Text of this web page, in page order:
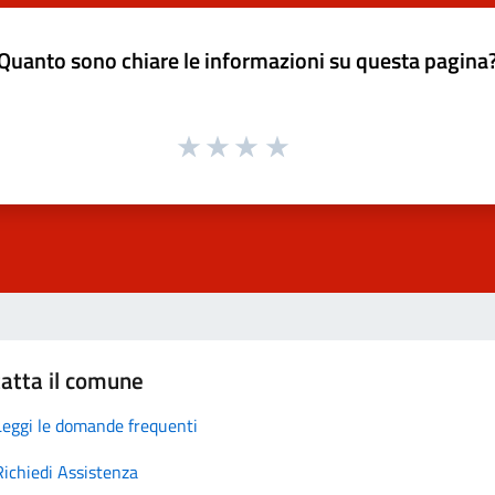
sono chiare le informazioni su questa
il comune
le domande frequenti
Assistenza